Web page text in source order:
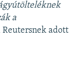
a
adott